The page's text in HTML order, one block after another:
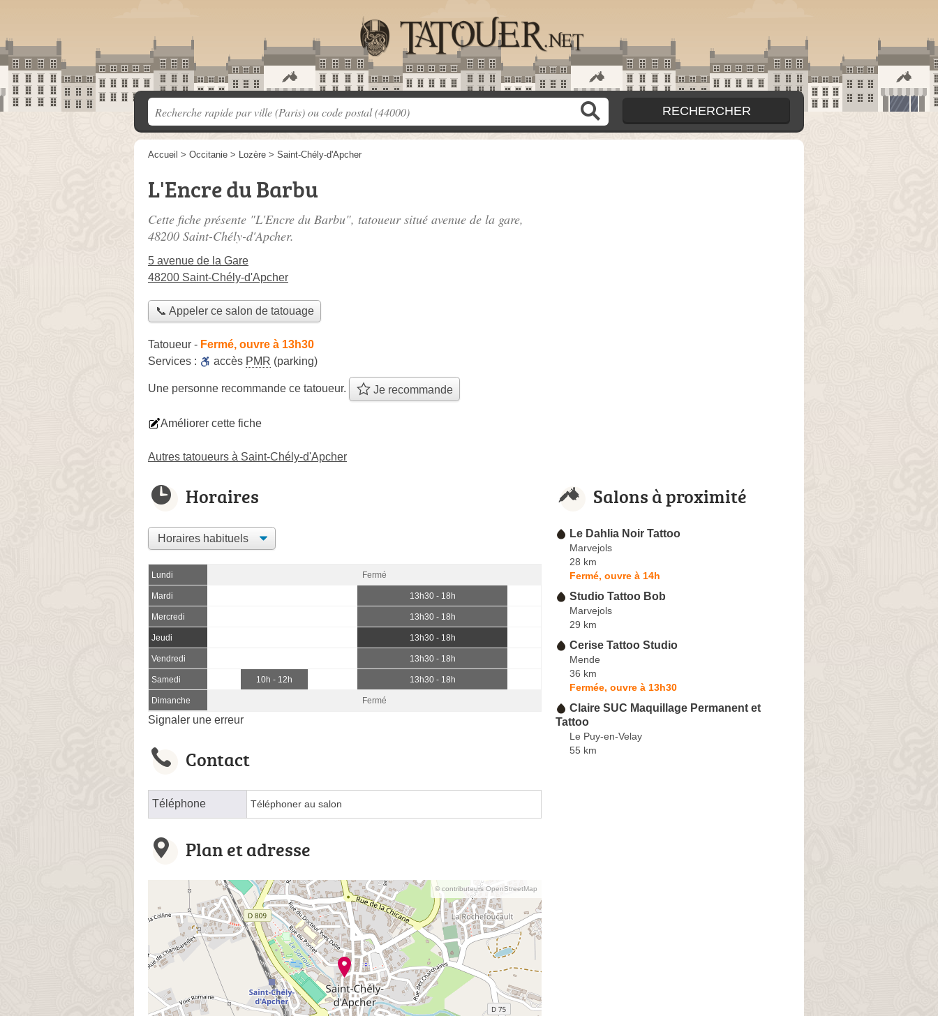
Accueil > Occitanie > Lozère > Saint-Chély-d'Apcher
L'Encre du Barbu
Cette fiche présente "L'Encre du Barbu", tatoueur situé avenue de la gare,
48200 Saint-Chély-d'Apcher.
5 avenue de la Gare
48200 Saint-Chély-d'Apcher
📞 Appeler ce salon de tatouage
Tatoueur - Fermé, ouvre à 13h30
Services :
accès PMR (parking)
Une personne recommande ce tatoueur. Je recommande
Améliorer cette fiche
Autres tatoueurs à Saint-Chély-d'Apcher
Horaires
Lundi Fermé
Mardi 13h30 - 18h
Mercredi 13h30 - 18h
Jeudi 13h30 - 18h
Vendredi 13h30 - 18h
Samedi 10h - 12h 13h30 - 18h
Dimanche Fermé
Signaler une erreur
Contact
Téléphone Téléphoner au salon
Plan et adresse
© contributeurs OpenStreetMap
Salons à proximité
Le Dahlia Noir Tattoo
Marvejols
28 km
Fermé, ouvre à 14h
Studio Tattoo Bob
Marvejols
29 km
Cerise Tattoo Studio
Mende
36 km
Fermée, ouvre à 13h30
Claire SUC Maquillage Permanent et
Tattoo
Le Puy-en-Velay
55 km